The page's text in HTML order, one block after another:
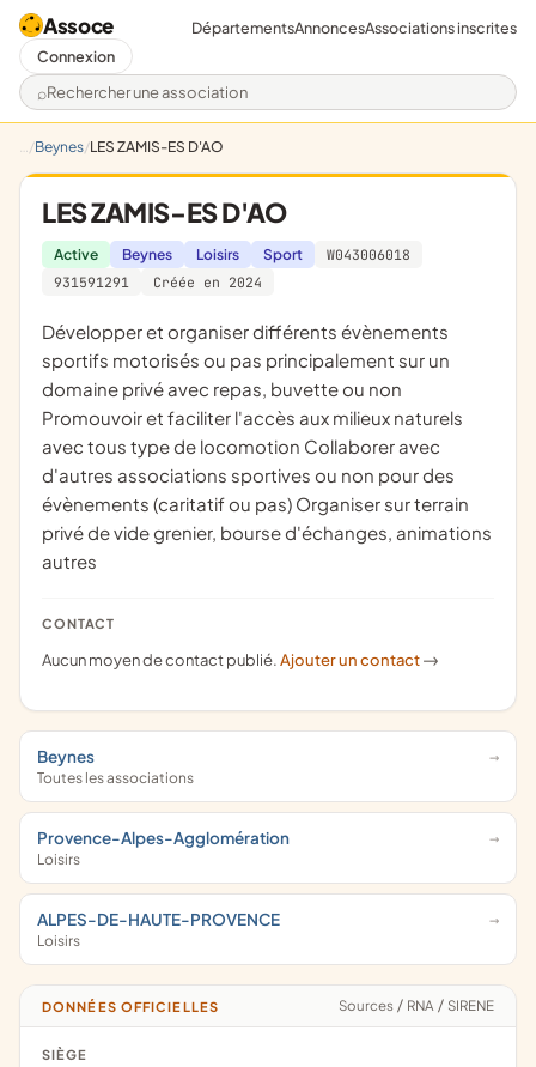
Assoce
Rechercher une association
DépartementsAnnoncesAssociations inscrites
Connexion
Beynes LES ZAMIS-ES D'AO
LES ZAMIS-ES D'AO
Active Beynes Loisirs Sport
W043006018
931591291
Créée en 2024
développer et organiser différents évènements
sportifs motorisés ou pas principalement sur un
domaine privé avec repas, buvette ou non
Promouvoir et faciliter l'accès aux milieux naturels
avec tous type de locomotion Collaborer avec
d'autres associations sportives ou non pour des
évènements (caritatif ou pas) Organiser sur terrain
privé de vide grenier, bourse d'échanges, animations
autres
CONTACT
Aucun moyen de contact publié.Ajouter un contact ->
Beynes
Toutes les associations
Provence-Alpes-Agglomération
Loisirs
ALPES-DE-HAUTE-PROVENCE
Loisirs
DONNÉES OFFICIELLES Sources / RNA / SIRENE
SIÈGE